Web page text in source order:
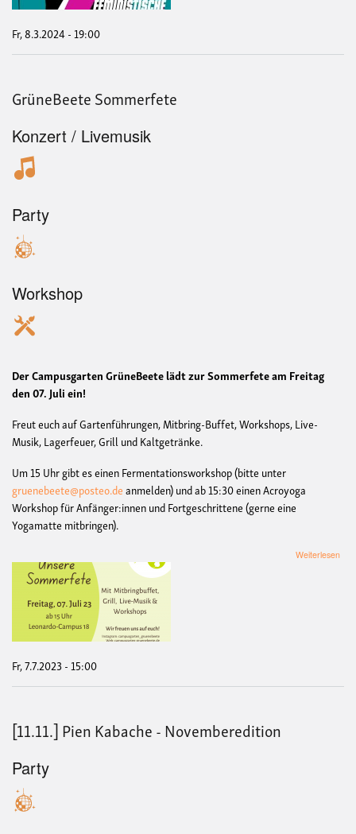
Fr, 8.3.2024 - 19:00
GrüneBeete Sommerfete
Konzert / Livemusik
Party
Workshop
Der Campusgarten GrüneBeete lädt zur Sommerfete am Freitag
den 07. Juli ein!
Freut euch auf Gartenführungen, Mitbring-Buffet, Workshops, Live-
Musik, Lagerfeuer, Grill und Kaltgetränke.
Um 15 Uhr gibt es einen Fermentationsworkshop (bitte unter
gruenebeete@posteo.deanmelden) und ab 15:30 einen Acroyoga
Workshop für Anfänger:innen und Fortgeschrittene (gerne eine
Yogamatte mitbringen).
Weiterlesen
Fr, 7.7.2023 - 15:00
[11.11.] Pien Kabache - Novemberedition
Party